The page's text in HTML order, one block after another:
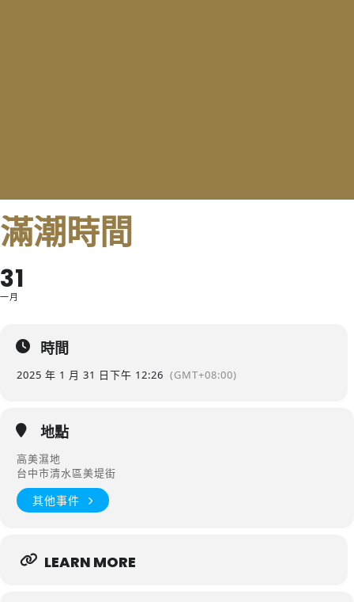
滿潮時間
31
一月
時間
2025 年 1 月 31 日下午 12:26 (GMT+08:00)
地點
高美濕地
台中市清水區美堤街
其他事件
LEARN MORE